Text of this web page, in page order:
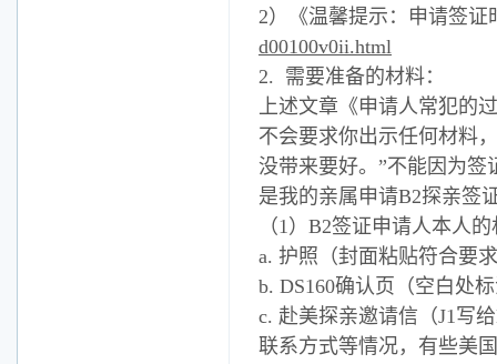
2）《温馨提示：申请签证
d00100v0ii.html
2. 需要准备的材料：
上述文章《申请人常犯的
不会要求你出示任何材料
没带来要好。”不能因为
是我的亲属申请B2探亲签
（1）B2签证申请人本人
a. 护照（封面粘贴符合要
b. DS160确认页（空白处
c. 赴美探亲邀请信（J1写
联系方式等情况，有些美